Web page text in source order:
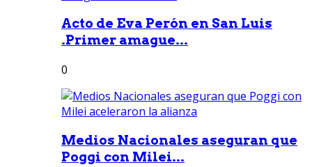
Acto de Eva Perón en San Luis
.Primer amague...
0
Medios Nacionales aseguran que
Poggi con Milei...